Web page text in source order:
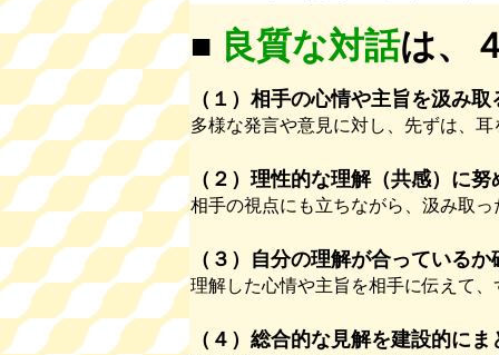
■ 良質な対話は、
（１）相手の心情や主旨を汲み取
多様な発言や意見に対し、先ずは、
（２）理性的な理解（共感）に努
相手の視点にも立ちながら、汲み取
（３）自分の理解が合っているか
理解した心情や主旨を相手に伝えて
（４）総合的な見解を建設的にま